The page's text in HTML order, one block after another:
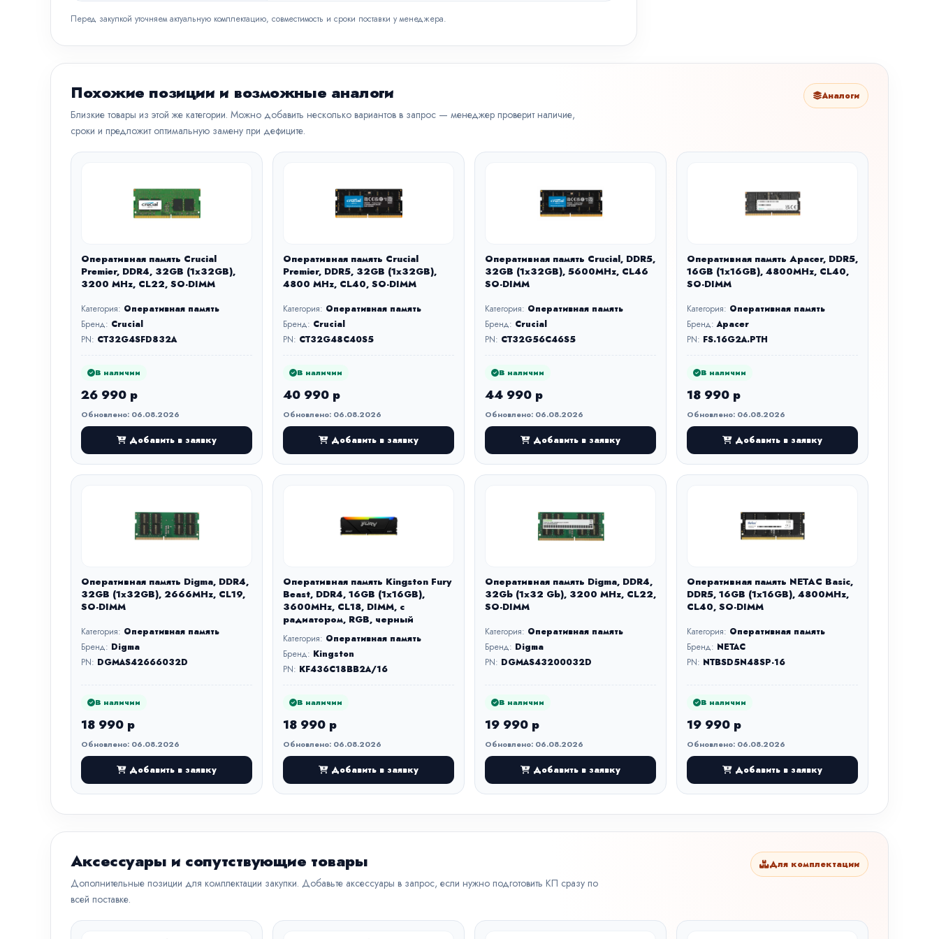
Перед закупкой уточняем актуальную комплектацию, совместимость и сроки поставки у менеджера.
Похожие позиции и возможные аналоги
Близкие товары из этой же категории. Можно добавить несколько вариантов в запрос — менеджер проверит наличие,
сроки и предложит оптимальную замену при дефиците.
Аналоги
Оперативная память Crucial
Premier, DDR4, 32GB (1x32GB),
3200 MHz, CL22, SO-DIMM
Категория: Оперативная память
Бренд: Crucial
PN: CT32G4SFD832A
В наличии
26 990 р
Обновлено: 06.08.2026
Добавить в заявку
Оперативная память Crucial
Premier, DDR5, 32GB (1x32GB),
4800 MHz, CL40, SO-DIMM
Категория: Оперативная память
Бренд: Crucial
PN: CT32G48C40S5
В наличии
40 990 р
Обновлено: 06.08.2026
Добавить в заявку
Оперативная память Crucial, DDR5,
32GB (1x32GB), 5600MHz, CL46
SO-DIMM
Категория: Оперативная память
Бренд: Crucial
PN: CT32G56C46S5
В наличии
44 990 р
Обновлено: 06.08.2026
Добавить в заявку
Оперативная память Apacer, DDR5,
16GB (1x16GB), 4800MHz, CL40,
SO-DIMM
Категория: Оперативная память
Бренд:Apacer
PN: FS.16G2A.PTH
В наличии
18 990 р
Обновлено: 06.08.2026
Добавить в заявку
Оперативная память Digma, DDR4,
32GB (1x32GB), 2666MHz, CL19,
SO-DIMM
Категория: Оперативная память
Бренд: Digma
PN: DGMAS42666032D
В наличии
18 990 р
Обновлено: 06.08.2026
Добавить в заявку
Оперативная память Kingston Fury
Beast, DDR4, 16GB (1x16GB),
3600MHz, CL18, DIMM, с
радиатором, RGB, черный
Категория: Оперативная память
Бренд: Kingston
PN: KF436C18BB2A/16
В наличии
18 990 р
Обновлено: 06.08.2026
Добавить в заявку
Оперативная память Digma, DDR4,
32Gb (1x32 Gb), 3200 MHz, CL22,
SO-DIMM
Категория: Оперативная память
Бренд: Digma
PN: DGMAS43200032D
В наличии
19 990 р
Обновлено: 06.08.2026
Добавить в заявку
Оперативная память NETAC Basic,
DDR5, 16GB (1x16GB), 4800MHz,
CL40, SO-DIMM
Категория: Оперативная память
Бренд: NETAC
PN: NTBSD5N48SP-16
В наличии
19 990 р
Обновлено: 06.08.2026
Добавить в заявку
Аксессуары и сопутствующие товары
Дополнительные позиции для комплектации закупки. Добавьте аксессуары в запрос, если нужно подготовить КП сразу по
всей поставке.
Для комплектации